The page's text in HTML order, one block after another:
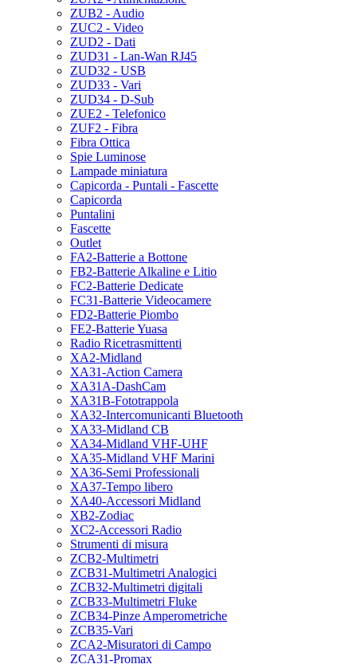
ZUB2 - Audio
ZUC2 - Video
ZUD2 - Dati
ZUD31 - Lan-Wan RJ45
ZUD32 - USB
ZUD33 - Vari
ZUD34 - D-Sub
ZUE2 - Telefonico
ZUF2 - Fibra
Fibra Ottica
Spie Luminose
Lampade miniatura
Capicorda - Puntali - Fascette
Capicorda
Puntalini
Fascette
Outlet
FA2-Batterie a Bottone
FB2-Batterie Alkaline e Litio
FC2-Batterie Dedicate
FC31-Batterie Videocamere
FD2-Batterie Piombo
FE2-Batterie Yuasa
Radio Ricetrasmittenti
XA2-Midland
XA31-Action Camera
XA31A-DashCam
XA31B-Fototrappola
XA32-Intercomunicanti Bluetooth
XA33-Midland CB
XA34-Midland VHF-UHF
XA35-Midland VHF Marini
XA36-Semi Professionali
XA37-Tempo libero
XA40-Accessori Midland
XB2-Zodiac
XC2-Accessori Radio
Strumenti di misura
ZCB2-Multimetri
ZCB31-Multimetri Analogici
ZCB32-Multimetri digitali
ZCB33-Multimetri Fluke
ZCB34-Pinze Amperometriche
ZCB35-Vari
ZCA2-Misuratori di Campo
ZCA31-Promax